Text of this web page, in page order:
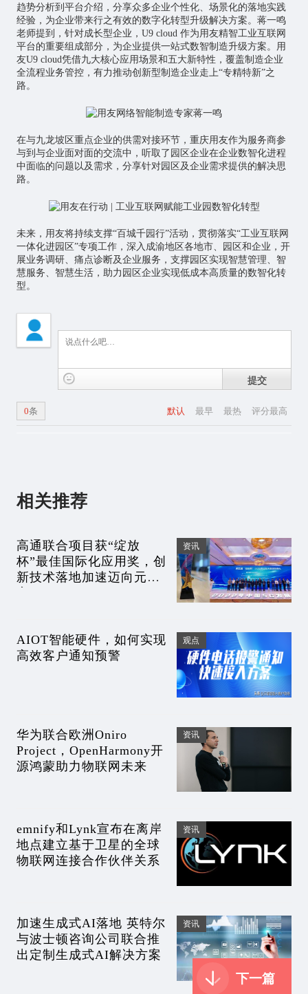
趋势分析到平台介绍，分享众多企业个性化、场景化的落地实践
经验，为企业带来行之有效的数字化转型升级解决方案。蒋一鸣
老师提到，针对成长型企业，U9 cloud 作为用友精智工业互联网
平台的重要组成部分，为企业提供一站式数智制造升级方案。用
友U9 cloud凭借九大核心应用场景和五大新特性，覆盖制造企业
全流程业务管控，有力推动创新型制造企业走上“专精特新”之
路。
在与九龙坡区重点企业的供需对接环节，重庆用友作为服务商参
与到与企业面对面的交流中，听取了园区企业在企业数智化进程
中面临的问题以及需求，分享针对园区及企业需求提供的解决思
路。
未来，用友将持续支撑“百城千园行”活动，贯彻落实“工业互联网
一体化进园区”专项工作，深入成渝地区各地市、园区和企业，开
展业务调研、痛点诊断及企业服务，支撑园区实现智慧管理、智
慧服务、智慧生活，助力园区企业实现低成本高质量的数智化转
型。
提交
默认 最早 最热 评分最高
0条
相关推荐
高通联合项目获“绽放
杯”最佳国际化应用奖，创
新技术落地加速迈向元宇
资讯
AIOT智能硬件，如何实现
高效客户通知预警
观点
华为联合欧洲Oniro
Project，OpenHarmony开
源鸿蒙助力物联网未来
资讯
emnify和Lynk宣布在离岸
地点建立基于卫星的全球
物联网连接合作伙伴关系
资讯
加速生成式AI落地 英特尔
与波士顿咨询公司联合推
出定制生成式AI解决方案
资讯
下一篇